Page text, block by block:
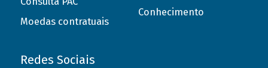
Moedas contratuais
Conhecimento
Redes Sociais